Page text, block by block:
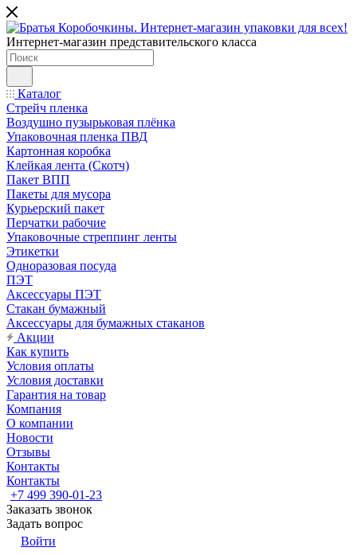
Интернет-магазин представительского класса
Каталог
Стрейч пленка
Воздушно пузырьковая плёнка
Упаковочная пленка ПВД
Картонная коробка
Клейкая лента (Скотч)
Пакет ВПП
Пакеты для мусора
Курьерский пакет
Перчатки рабочие
Упаковочные стреппинг ленты
Этикетки
Одноразовая посуда
ПЭТ
Аксессуары ПЭТ
Стакан бумажный
Аксессуары для бумажных стаканов
Акции
Как купить
Условия оплаты
Условия доставки
Гарантия на товар
Компания
О компании
Новости
Отзывы
Контакты
Контакты
+7 499 390-01-23
Заказать звонок
Задать вопрос
Войти